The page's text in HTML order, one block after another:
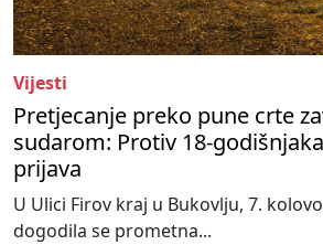
Vijesti
Pretjecanje preko pune crte
sudarom: Protiv 18-
prijava
U Ulici Firov kraj u Bukovlju, 7.
dogodila se prometna...